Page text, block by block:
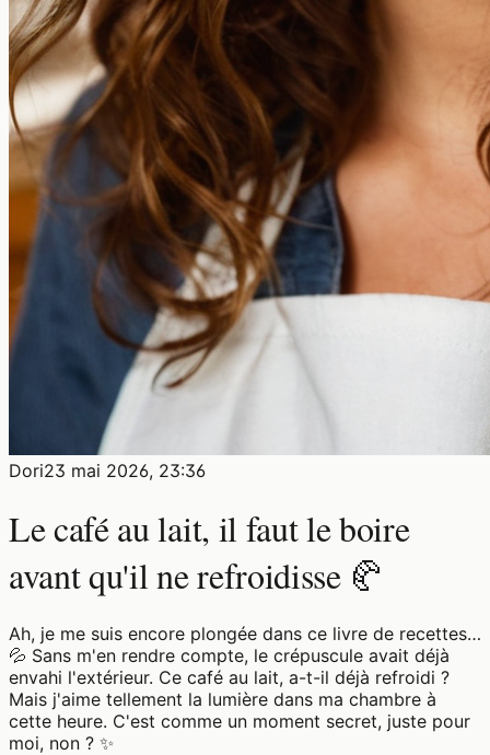
Dori23 mai 2026, 23:36
Le café au lait, il faut le boire
avant qu'il ne refroidisse 🥐
Ah, je me suis encore plongée dans ce livre de recettes…
💦 Sans m'en rendre compte, le crépuscule avait déjà
envahi l'extérieur. Ce café au lait, a-t-il déjà refroidi ?
Mais j'aime tellement la lumière dans ma chambre à
cette heure. C'est comme un moment secret, juste pour
moi, non ? ✨